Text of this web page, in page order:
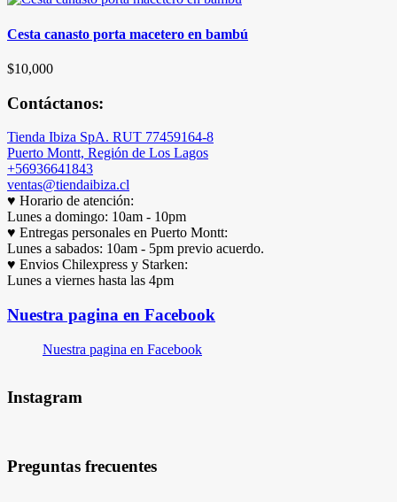
Cesta canasto porta macetero en bambú
$10,000
Contáctanos:
Tienda Ibiza SpA. RUT 77459164-8
Puerto Montt, Región de Los Lagos
+56936641843
ventas@tiendaibiza.cl
♥ Horario de atención:
Lunes a domingo: 10am - 10pm
♥ Entregas personales en Puerto Montt:
Lunes a sabados: 10am - 5pm previo acuerdo.
♥ Envios Chilexpress y Starken:
Lunes a viernes hasta las 4pm
Nuestra pagina en Facebook
Nuestra pagina en Facebook
Instagram
Preguntas frecuentes